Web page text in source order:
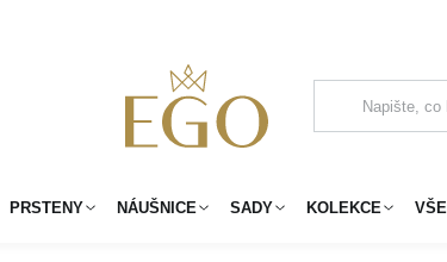
PRSTENY NÁUŠNICE SADY KOLEKCE VŠE